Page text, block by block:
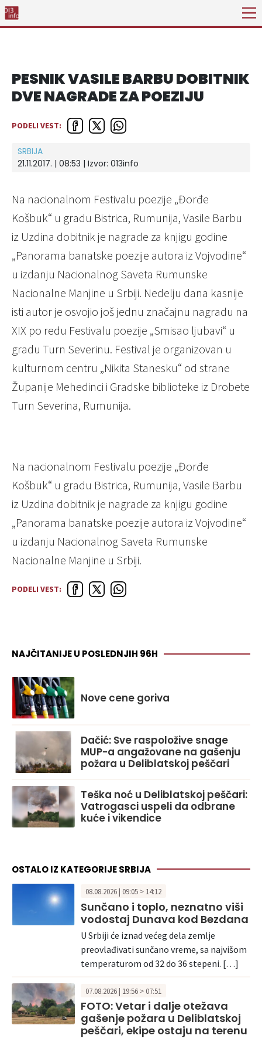
PESNIK VASILE BARBU DOBITNIK
DVE NAGRADE ZA POEZIJU
PODELI VEST:
SRBIJA
21.11.2017. | 08:53 | Izvor: 013info
Na nacionalnom Festivalu poezije „Đorđe
Košbuk“ u gradu Bistrica, Rumunija, Vasile Barbu
iz Uzdina dobitnik je nagrade za knjigu godine
„Panorama banatske poezije autora iz Vojvodine“
u izdanju Nacionalnog Saveta Rumunske
Nacionalne Manjine u Srbiji. Nedelju dana kasnije
isti autor je osvojio još jednu značajnu nagradu na
XIX po redu Festivalu poezije „Smisao ljubavi“ u
gradu Turn Severinu. Festival je organizovan u
kulturnom centru „Nikita Stanesku“ od strane
Županije Mehedinci i Gradske biblioteke iz Drobete
Turn Severina, Rumunija.
Na nacionalnom Festivalu poezije „Đorđe
Košbuk“ u gradu Bistrica, Rumunija, Vasile Barbu
iz Uzdina dobitnik je nagrade za knjigu godine
„Panorama banatske poezije autora iz Vojvodine“
u izdanju Nacionalnog Saveta Rumunske
Nacionalne Manjine u Srbiji.
PODELI VEST:
NAJČITANIJE U POSLEDNJIH 96H
Nove cene goriva
Dačić: Sve raspoložive snage
MUP-a angažovane na gašenju
požara u Deliblatskoj peščari
Teška noć u Deliblatskoj peščari:
Vatrogasci uspeli da odbrane
kuće i vikendice
OSTALO IZ KATEGORIJE SRBIJA
08.08.2026 | 09:05 > 14:12
Sunčano i toplo, neznatno viši
vodostaj Dunava kod Bezdana
U Srbiji će iznad većeg dela zemlje
preovlađivati sunčano vreme, sa najvišom
temperaturom od 32 do 36 stepeni. […]
07.08.2026 | 19:56 > 07:51
FOTO: Vetar i dalje otežava
gašenje požara u Deliblatskoj
peščari, ekipe ostaju na terenu